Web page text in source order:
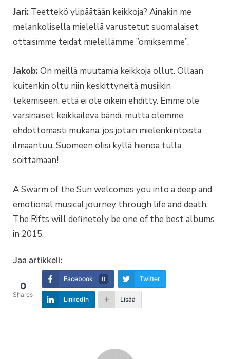
Jari: Teettekö ylipäätään keikkoja? Ainakin me
melankolisella mielellä varustetut suomalaiset
ottaisimme teidät mielellämme ”omiksemme”.
Jakob:On meillä muutamia keikkoja ollut. Ollaan
kuitenkin oltu niin keskittyneitä musiikin
tekemiseen, että ei ole oikein ehditty. Emme ole
varsinaiset keikkaileva bändi, mutta olemme
ehdottomasti mukana, jos jotain mielenkiintoista
ilmaantuu. Suomeen olisi kyllä hienoa tulla
soittamaan!
A Swarm of the Sun welcomes you into a deep and
emotional musical journey through life and death.
The Rifts will definetely be one of the best albums
in 2015.
Jaa artikkeli:
0
Shares
Facebook 0 Twitter
LinkedIn Lisää